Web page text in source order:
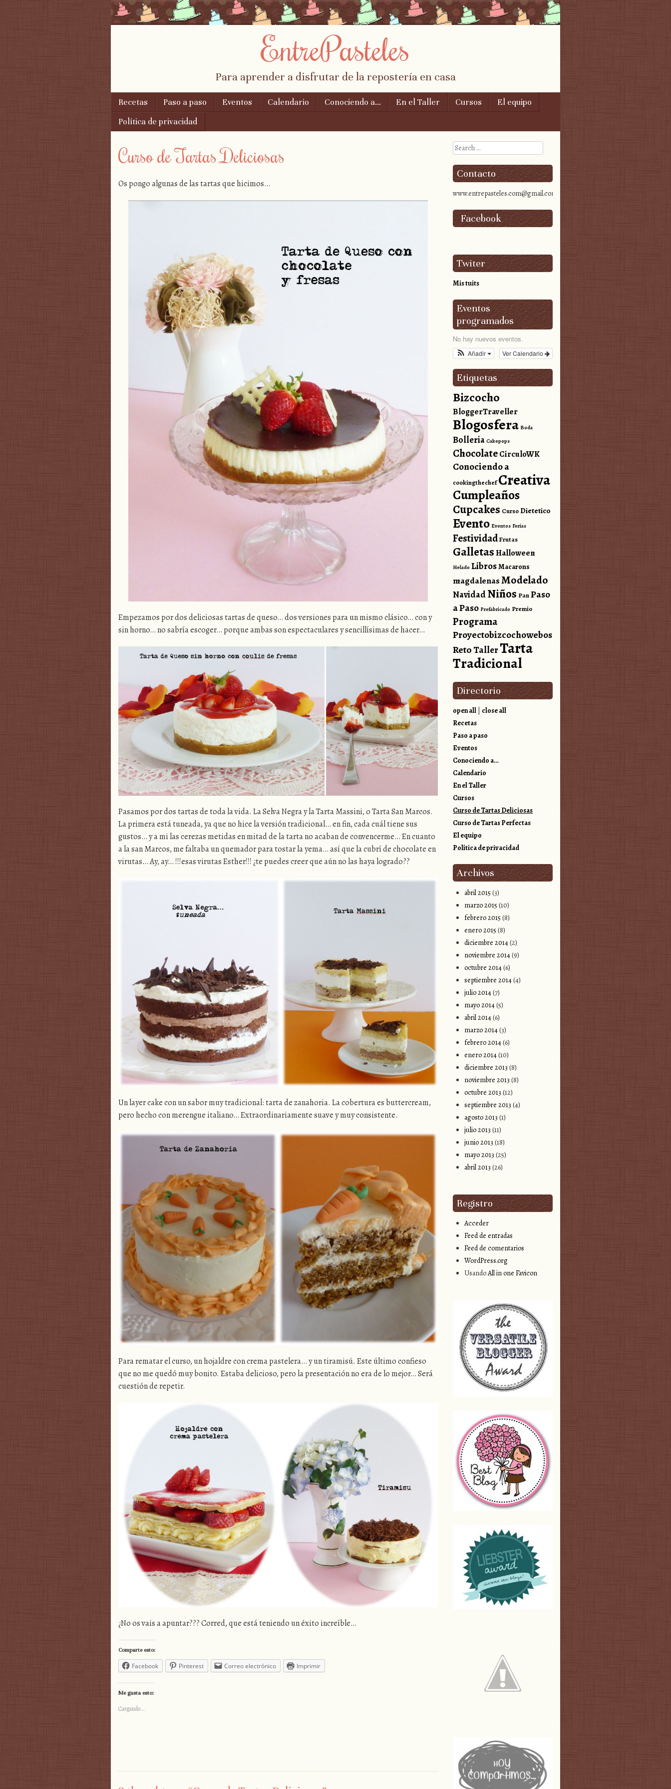
EntrePasteles
Para aprender a disfrutar de la repostería en casa
Menu
Skip to content
Recetas Paso a paso Eventos Calendario Conociendo a… En el Taller Cursos
El equipo
Política de privacidad
Curso de Tartas Deliciosas
Os pongo algunas de las tartas que hicimos…
Empezamos por dos deliciosas tartas de queso… dos versiones para un mismo clásico… con y
sin horno… no sabría escoger… porque ambas son espectaculares y sencillísimas de hacer…
Pasamos por dos tartas de toda la vida. La Selva Negra y la Tarta Massini, o Tarta San Marcos.
La primera está tuneada, ya que no hice la versión tradicional… en fin, cada cuál tiene sus
gustos… y a mi las cerezas metidas en mitad de la tarta no acaban de convencerme… En cuanto
a la san Marcos, me faltaba un quemador para tostar la yema… así que la cubrí de chocolate en
virutas… Ay, ay… !!!esas virutas Esther!!! ¿te puedes creer que aún no las haya logrado??
Un layer cake con un sabor muy tradicional: tarta de zanahoria. La cobertura es buttercream,
pero hecho con merengue italiano… Extraordinariamente suave y muy consistente.
Para rematar el curso, un hojaldre con crema pastelera… y un tiramisú. Este último confieso
que no me quedó muy bonito. Estaba delicioso, pero la presentación no era de lo mejor… Será
cuestión de repetir.
¿No os vais a apuntar??? Corred, que está teniendo un éxito increíble…
Comparte esto:
Facebook Pinterest Correo electrónico Imprimir
Me gusta esto:
Cargando...
Search
Contacto
www.entrepasteles.com@gmail.com
Facebook
Twiter
Mis tuits
Eventos
programados
No hay nuevos eventos.
Ver Calendario
Añadir
Etiquetas
Bizcocho
BloggerTraveller
Blogosfera Boda
Bolleria Cakepops
ChocolateCirculoWK
Conociendo a
cookingthechef Creativa
Cumpleaños
Cupcakes CursoDietetico
Evento Eventos Ferias
FestividadFrutas
GalletasHalloween
Helado LibrosMacarons
magdalenasModelado
NavidadNiños PanPaso
a Paso Prefabricado Premio
Programa
Proyectobizcochowebos
Reto TallerTarta
Tradicional
Directorio
open all
close all
Recetas
Paso a paso
Eventos
Conociendo a…
Calendario
En el Taller
Cursos
Curso de Tartas Deliciosas
Curso de Tartas Perfectas
El equipo
Política de privacidad
Archivos
abril 2015 (3)
marzo 2015 (10)
febrero 2015 (8)
enero 2015 (8)
diciembre 2014(2)
noviembre 2014(9)
octubre 2014(6)
septiembre 2014(4)
julio 2014(7)
mayo 2014(5)
abril 2014(6)
marzo 2014(3)
febrero 2014(6)
enero 2014(10)
diciembre 2013 (8)
noviembre 2013 (8)
octubre 2013 (12)
septiembre 2013 (4)
agosto 2013 (1)
julio 2013 (11)
junio 2013 (18)
mayo 2013 (25)
abril 2013 (26)
Registro
Acceder
Feed de entradas
Feed de comentarios
WordPress.org
UsandoAll in one Favicon